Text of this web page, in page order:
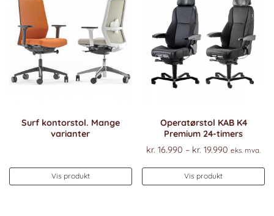
produktsiden
Surf kontorstol. Mange
varianter
Vis produkt
Operatørstol KAB K4
Premium 24-timers
kr. 16.990 – kr. 19.990
kr. 19.990
eks. mva.
Vis produkt